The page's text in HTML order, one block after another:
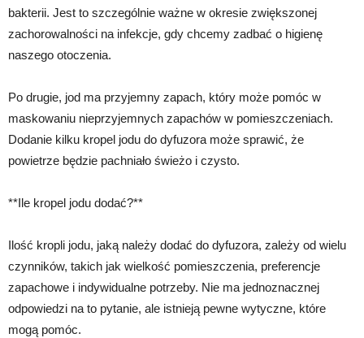
bakterii. Jest to szczególnie ważne w okresie zwiększonej
zachorowalności na infekcje, gdy chcemy zadbać o higienę
naszego otoczenia.
Po drugie, jod ma przyjemny zapach, który może pomóc w
maskowaniu nieprzyjemnych zapachów w pomieszczeniach.
Dodanie kilku kropel jodu do dyfuzora może sprawić, że
powietrze będzie pachniało świeżo i czysto.
**Ile kropel jodu dodać?**
Ilość kropli jodu, jaką należy dodać do dyfuzora, zależy od wielu
czynników, takich jak wielkość pomieszczenia, preferencje
zapachowe i indywidualne potrzeby. Nie ma jednoznacznej
odpowiedzi na to pytanie, ale istnieją pewne wytyczne, które
mogą pomóc.